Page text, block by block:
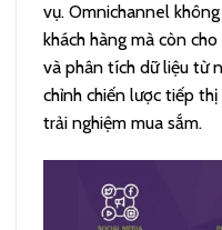
vụ. Omnichannel
khách hàng mà còn
và phân tích dữ liệu từ
chỉnh chiến lược tiếp
trải nghiệm mua sắm.